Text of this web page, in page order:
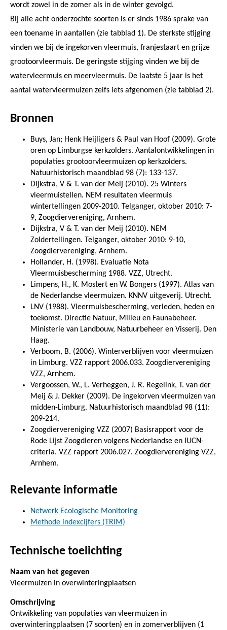
wordt zowel in de zomer als in de winter gevolgd.
Bij alle acht onderzochte soorten is er sinds 1986 sprake van
een toename in aantallen (zie tabblad 1). De sterkste stijging
vinden we bij de ingekorven vleermuis, franjestaart en grijze
grootoorvleermuis. De geringste stijging vinden we bij de
watervleermuis en meervleermuis. De laatste 5 jaar is het
aantal watervleermuizen zelfs iets afgenomen (zie tabblad 2).
Bronnen
Buys, Jan; Henk Heijligers & Paul van Hoof (2009). Grote
oren op Limburgse kerkzolders. Aantalontwikkelingen in
populaties grootoorvleermuizen op kerkzolders.
Natuurhistorisch maandblad 98 (7): 133-137.
Dijkstra, V & T. van der Meij (2010). 25 Winters
vleermuistellen. NEM resultaten vleermuis
wintertellingen 2009-2010. Telganger, oktober 2010: 7-
9, Zoogdiervereniging, Arnhem.
Dijkstra, V & T. van der Meij (2010). NEM
Zoldertellingen. Telganger, oktober 2010: 9-10,
Zoogdiervereniging, Arnhem.
Hollander, H. (1998). Evaluatie Nota
Vleermuisbescherming 1988. VZZ, Utrecht.
Limpens, H., K. Mostert en W. Bongers (1997). Atlas van
de Nederlandse vleermuizen. KNNV uitgeverij. Utrecht.
LNV (1988). Vleermuisbescherming, verleden, heden en
toekomst. Directie Natuur, Milieu en Faunabeheer.
Ministerie van Landbouw, Natuurbeheer en Visserij. Den
Haag.
Verboom, B. (2006). Winterverblijven voor vleermuizen
in Limburg. VZZ rapport 2006.033. Zoogdiervereniging
VZZ, Arnhem.
Vergoossen, W., L. Verheggen, J. R. Regelink, T. van der
Meij & J. Dekker (2009). De ingekorven vleermuizen van
midden-Limburg. Natuurhistorisch maandblad 98 (11):
209-214.
Zoogdiervereniging VZZ (2007) Basisrapport voor de
Rode Lijst Zoogdieren volgens Nederlandse en IUCN-
criteria. VZZ rapport 2006.027. Zoogdiervereniging VZZ,
Arnhem.
Relevante informatie
Netwerk Ecologische Monitoring
Methode indexcijfers (TRIM)
Technische toelichting
Naam van het gegeven
Vleermuizen in overwinteringplaatsen
Omschrijving
Ontwikkeling van populaties van vleermuizen in
overwinteringplaatsen (7 soorten) en in zomerverblijven (1